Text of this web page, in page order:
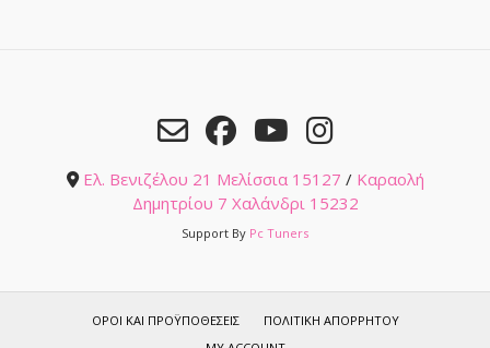
Ελ. Βενιζέλου 21 Μελίσσια 15127 / Καραολή
Δημητρίου 7 Χαλάνδρι 15232
Support By Pc Tuners
ΌΡΟΙ ΚΑΙ ΠΡΟΫΠΟΘΈΣΕΙΣ
ΠΟΛΙΤΙΚΉ ΑΠΟΡΡΉΤΟΥ